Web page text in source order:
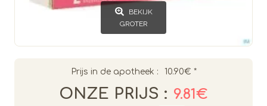
BEKIJK
GROTER
Prijs in de apotheek : 10.90€ *
ONZE PRIJS : 9.81€